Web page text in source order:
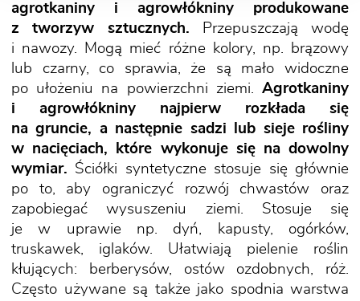
agrotkaniny i agrowłókniny produkowane
z tworzyw sztucznych. Przepuszczają wodę
i nawozy. Mogą mieć różne kolory, np. brązowy
lub czarny, co sprawia, że są mało widoczne
po ułożeniu na powierzchni ziemi. Agrotkaniny
i agrowłókniny najpierw rozkłada się
na gruncie, a następnie sadzi lub sieje rośliny
w nacięciach, które wykonuje się na dowolny
wymiar. Ściółki syntetyczne stosuje się głównie
po to, aby ograniczyć rozwój chwastów oraz
zapobiegać wysuszeniu ziemi. Stosuje się
je w uprawie np. dyń, kapusty, ogórków,
truskawek, iglaków. Ułatwiają pielenie roślin
kłujących: berberysów, ostów ozdobnych, róż.
Często używane są także jako spodnia warstwa